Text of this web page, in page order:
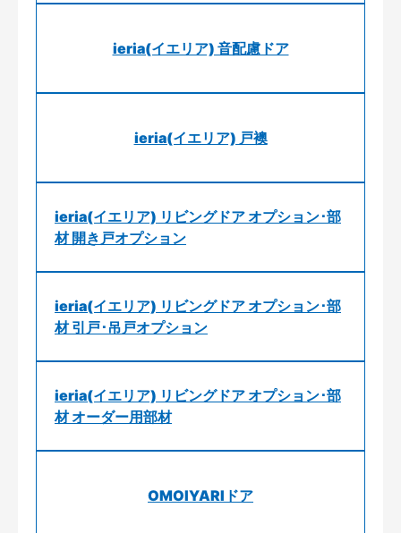
ieria(イエリア) 音配慮ドア
ieria(イエリア) 戸襖
ieria(イエリア) リビングドア オプション･部
材 開き戸オプション
ieria(イエリア) リビングドア オプション･部
材 引戸･吊戸オプション
ieria(イエリア) リビングドア オプション･部
材 オーダー用部材
OMOIYARIドア